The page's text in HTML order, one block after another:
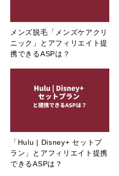
メンズ脱毛「メンズケアクリ
ニック」とアフィリエイト提
携できるASPは？
「Hulu | Disney+ セットプ
ラン」とアフィリエイト提携
できるASPは？